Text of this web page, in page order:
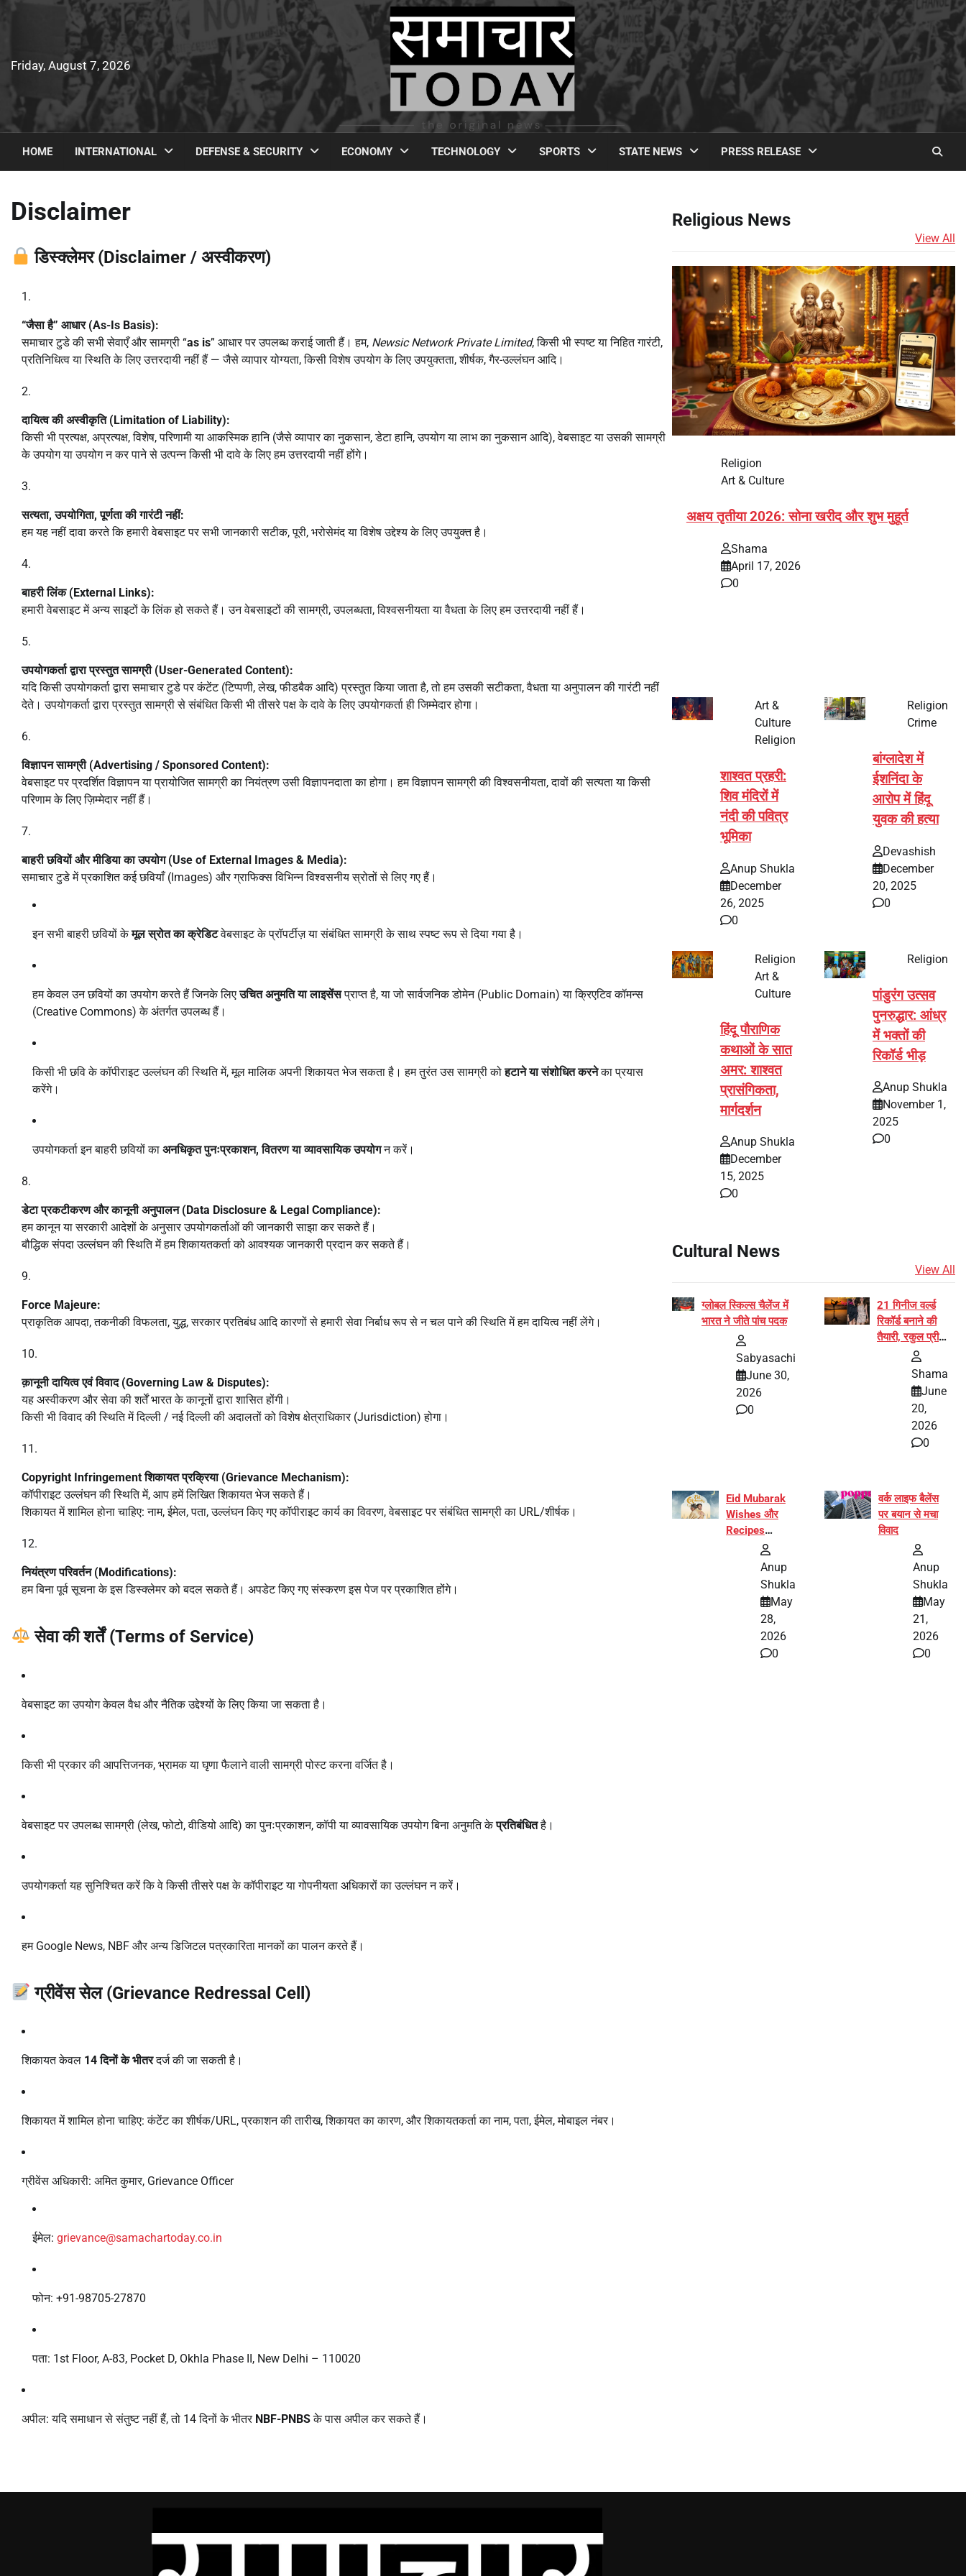
Friday, August 7, 2026
HOME INTERNATIONAL DEFENSE & SECURITY ECONOMY TECHNOLOGY SPORTS STATE NEWS PRESS RELEASE
Disclaimer
डिस्क्लेमर (Disclaimer / अस्वीकरण)
“जैसा है” आधार (As-Is Basis):
समाचार टुडे की सभी सेवाएँ और सामग्री “as is” आधार पर उपलब्ध कराई जाती हैं। हम, Newsic Network Private Limited, किसी भी स्पष्ट या निहित गारंटी,
प्रतिनिधित्व या स्थिति के लिए उत्तरदायी नहीं हैं — जैसे व्यापार योग्यता, किसी विशेष उपयोग के लिए उपयुक्तता, शीर्षक, गैर-उल्लंघन आदि।
दायित्व की अस्वीकृति (Limitation of Liability):
किसी भी प्रत्यक्ष, अप्रत्यक्ष, विशेष, परिणामी या आकस्मिक हानि (जैसे व्यापार का नुकसान, डेटा हानि, उपयोग या लाभ का नुकसान आदि), वेबसाइट या उसकी सामग्री
के उपयोग या उपयोग न कर पाने से उत्पन्न किसी भी दावे के लिए हम उत्तरदायी नहीं होंगे।
सत्यता, उपयोगिता, पूर्णता की गारंटी नहीं:
हम यह नहीं दावा करते कि हमारी वेबसाइट पर सभी जानकारी सटीक, पूरी, भरोसेमंद या विशेष उद्देश्य के लिए उपयुक्त है।
बाहरी लिंक (External Links):
हमारी वेबसाइट में अन्य साइटों के लिंक हो सकते हैं। उन वेबसाइटों की सामग्री, उपलब्धता, विश्वसनीयता या वैधता के लिए हम उत्तरदायी नहीं हैं।
उपयोगकर्ता द्वारा प्रस्तुत सामग्री (User-Generated Content):
यदि किसी उपयोगकर्ता द्वारा समाचार टुडे पर कंटेंट (टिप्पणी, लेख, फीडबैक आदि) प्रस्तुत किया जाता है, तो हम उसकी सटीकता, वैधता या अनुपालन की गारंटी नहीं
देते। उपयोगकर्ता द्वारा प्रस्तुत सामग्री से संबंधित किसी भी तीसरे पक्ष के दावे के लिए उपयोगकर्ता ही जिम्मेदार होगा।
विज्ञापन सामग्री (Advertising / Sponsored Content):
वेबसाइट पर प्रदर्शित विज्ञापन या प्रायोजित सामग्री का नियंत्रण उसी विज्ञापनदाता का होगा। हम विज्ञापन सामग्री की विश्वसनीयता, दावों की सत्यता या किसी
परिणाम के लिए ज़िम्मेदार नहीं हैं।
बाहरी छवियों और मीडिया का उपयोग (Use of External Images & Media):
समाचार टुडे में प्रकाशित कई छवियाँ (Images) और ग्राफिक्स विभिन्न विश्वसनीय स्रोतों से लिए गए हैं।
इन सभी बाहरी छवियों केमूल स्रोत का क्रेडिटवेबसाइट के प्रॉपर्टीज़ या संबंधित सामग्री के साथ स्पष्ट रूप से दिया गया है।
हम केवल उन छवियों का उपयोग करते हैं जिनके लिएउचित अनुमति या लाइसेंसप्राप्त है, या जो सार्वजनिक डोमेन (Public Domain) या क्रिएटिव कॉमन्स
(Creative Commons) के अंतर्गत उपलब्ध हैं।
किसी भी छवि के कॉपीराइट उल्लंघन की स्थिति में, मूल मालिक अपनी शिकायत भेज सकता है। हम तुरंत उस सामग्री कोहटाने या संशोधित करनेका प्रयास
करेंगे।
उपयोगकर्ता इन बाहरी छवियों का अनधिकृत पुनःप्रकाशन, वितरण या व्यावसायिक उपयोगन करें।
डेटा प्रकटीकरण और कानूनी अनुपालन (Data Disclosure & Legal Compliance):
हम कानून या सरकारी आदेशों के अनुसार उपयोगकर्ताओं की जानकारी साझा कर सकते हैं।
बौद्धिक संपदा उल्लंघन की स्थिति में हम शिकायतकर्ता को आवश्यक जानकारी प्रदान कर सकते हैं।
Force Majeure:
प्राकृतिक आपदा, तकनीकी विफलता, युद्ध, सरकार प्रतिबंध आदि कारणों से हमारी सेवा निर्बाध रूप से न चल पाने की स्थिति में हम दायित्व नहीं लेंगे।
क़ानूनी दायित्व एवं विवाद (Governing Law & Disputes):
यह अस्वीकरण और सेवा की शर्तें भारत के कानूनों द्वारा शासित होंगी।
किसी भी विवाद की स्थिति में दिल्ली / नई दिल्ली की अदालतों को विशेष क्षेत्राधिकार (Jurisdiction) होगा।
Copyright Infringement शिकायत प्रक्रिया (Grievance Mechanism):
कॉपीराइट उल्लंघन की स्थिति में, आप हमें लिखित शिकायत भेज सकते हैं।
शिकायत में शामिल होना चाहिए: नाम, ईमेल, पता, उल्लंघन किए गए कॉपीराइट कार्य का विवरण, वेबसाइट पर संबंधित सामग्री का URL/शीर्षक।
नियंत्रण परिवर्तन (Modifications):
हम बिना पूर्व सूचना के इस डिस्क्लेमर को बदल सकते हैं। अपडेट किए गए संस्करण इस पेज पर प्रकाशित होंगे।
सेवा की शर्तें (Terms of Service)
वेबसाइट का उपयोग केवल वैध और नैतिक उद्देश्यों के लिए किया जा सकता है।
किसी भी प्रकार की आपत्तिजनक, भ्रामक या घृणा फैलाने वाली सामग्री पोस्ट करना वर्जित है।
वेबसाइट पर उपलब्ध सामग्री (लेख, फोटो, वीडियो आदि) का पुनःप्रकाशन, कॉपी या व्यावसायिक उपयोग बिना अनुमति केप्रतिबंधितहै।
उपयोगकर्ता यह सुनिश्चित करें कि वे किसी तीसरे पक्ष के कॉपीराइट या गोपनीयता अधिकारों का उल्लंघन न करें।
हम Google News, NBF और अन्य डिजिटल पत्रकारिता मानकों का पालन करते हैं।
ग्रीवेंस सेल (Grievance Redressal Cell)
शिकायत केवल 14 दिनों के भीतरदर्ज की जा सकती है।
शिकायत में शामिल होना चाहिए: कंटेंट का शीर्षक/URL, प्रकाशन की तारीख, शिकायत का कारण, और शिकायतकर्ता का नाम, पता, ईमेल, मोबाइल नंबर।
ग्रीवेंस अधिकारी: अमित कुमार, Grievance Officer
ईमेल: grievance@samachartoday.co.in
फोन: +91-98705-27870
पता: 1st Floor, A-83, Pocket D, Okhla Phase II, New Delhi – 110020
अपील: यदि समाधान से संतुष्ट नहीं हैं, तो 14 दिनों के भीतर NBF-PNBSके पास अपील कर सकते हैं।
Religious News
View All
Religion
Art & Culture
अक्षय तृतीया 2026: सोना खरीद और शुभ मुहूर्त
Shama
April 17, 2026
0
Art &
Culture
Religion
शाश्वत प्रहरी:
शिव मंदिरों में
नंदी की पवित्र
भूमिका
Anup Shukla
December
26, 2025
0
Religion
Crime
बांग्लादेश में
ईशनिंदा के
आरोप में हिंदू
युवक की हत्या
Devashish
December
20, 2025
0
Religion
Art &
Culture
हिंदू पौराणिक
कथाओं के सात
अमर: शाश्वत
प्रासंगिकता,
मार्गदर्शन
Anup Shukla
December
15, 2025
0
Religion
पांडुरंग उत्सव
पुनरुद्धार: आंध्र
में भक्तों की
रिकॉर्ड भीड़
Anup Shukla
November 1,
2025
0
Cultural News
View All
ग्लोबल स्किल्स चैलेंज में
भारत ने जीते पांच पदक
Sabyasachi
June 30,
2026
0
21 गिनीज वर्ल्ड
रिकॉर्ड बनाने की
तैयारी, रकुल प्रीत
जायसवाल बनीं योग
अभियान का हिस्सा
Shama
June
20,
2026
0
Eid Mubarak
Wishes और
Recipes
इंटरनेट पर हुईं
Anup
Shukla
May
28,
2026
0
वर्क लाइफ बैलेंस
पर बयान से मचा
विवाद
Anup
Shukla
May
21,
2026
0